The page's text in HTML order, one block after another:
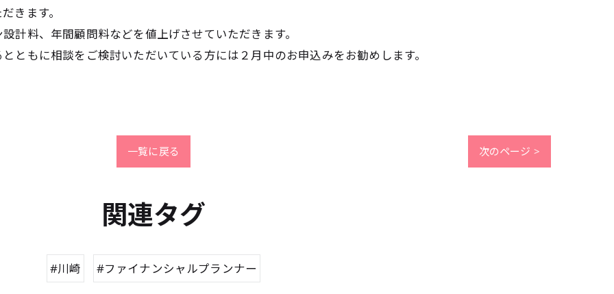
きます。
計料、年間顧問料などを値上げさせていただきます。
ともに相談をご検討いただいている方には２月中のお申込みをお勧めします。
一覧に戻る 次のページ >
関連タグ
#川崎 #ファイナンシャルプランナー